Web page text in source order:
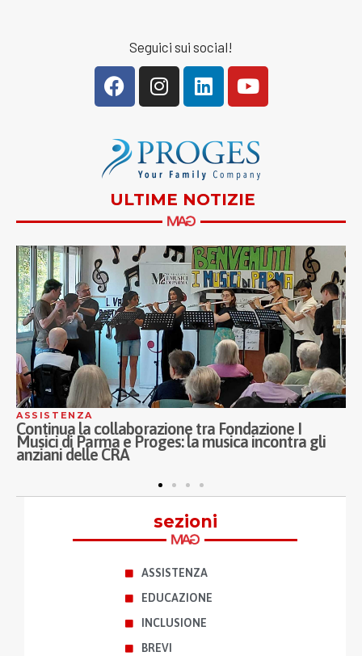
Seguici sui social!
ULTIME NOTIZIE
ASSISTENZA
Continua la collaborazione tra Fondazione I
Musici di Parma e Proges: la musica incontra gli
anziani delle CRA
sezioni
ASSISTENZA
EDUCAZIONE
INCLUSIONE
BREVI